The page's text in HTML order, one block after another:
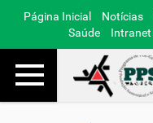
Página Inicial Notícias
Saúde
Intranet
Toggle navigation